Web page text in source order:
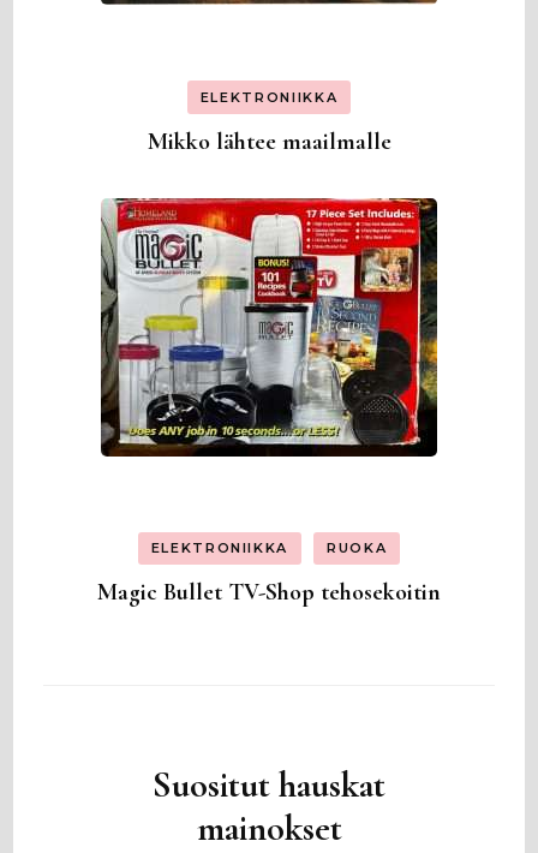
ELEKTRONIIKKA
Mikko lähtee maailmalle
ELEKTRONIIKKA RUOKA
Magic Bullet TV-Shop tehosekoitin
Suositut hauskat
mainokset